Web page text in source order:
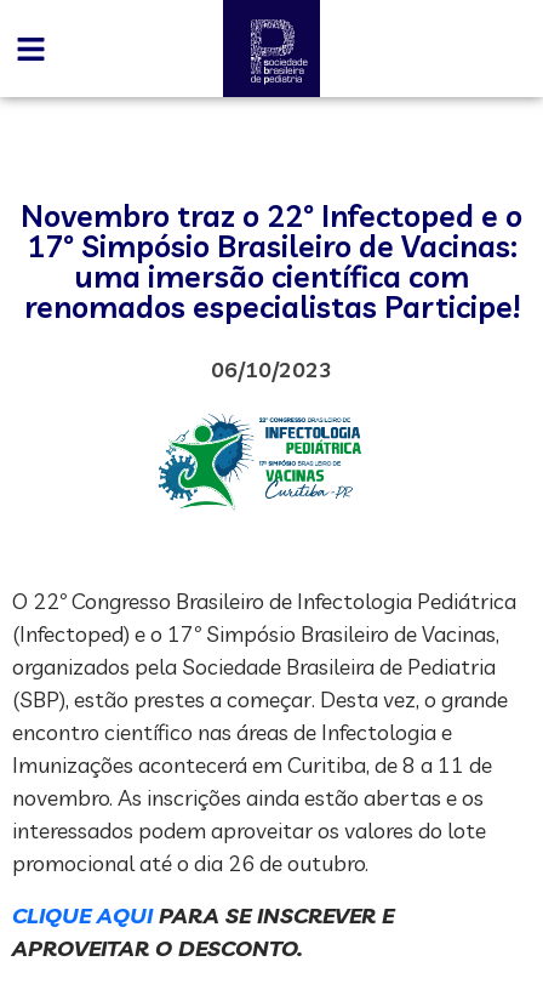
Novembro traz o 22º Infectoped e o
17º Simpósio Brasileiro de Vacinas:
uma imersão científica com
renomados especialistas Participe!
06/10/2023
O 22º Congresso Brasileiro de Infectologia Pediátrica
(Infectoped) e o 17º Simpósio Brasileiro de Vacinas,
organizados pela Sociedade Brasileira de Pediatria
(SBP), estão prestes a começar. Desta vez, o grande
encontro científico nas áreas de Infectologia e
Imunizações acontecerá em Curitiba, de 8 a 11 de
novembro. As inscrições ainda estão abertas e os
interessados podem aproveitar os valores do lote
promocional até o dia 26 de outubro.
CLIQUE AQUIPARA SE INSCREVER E
APROVEITAR O DESCONTO.